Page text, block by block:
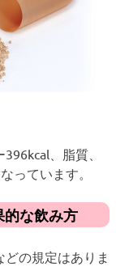
、脂質、
っています。
的な飲み方
の規定はありま